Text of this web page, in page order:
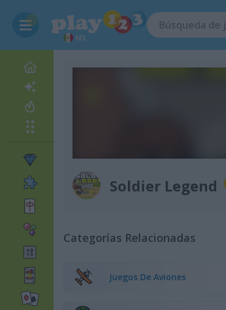
MX
Soldier Legend
Categorías Relacionadas
Juegos De Aviones